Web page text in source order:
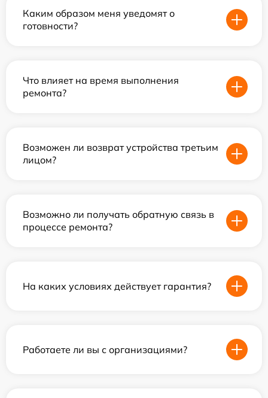
Каким образом меня уведомят о
готовности?
Что влияет на время выполнения
ремонта?
Возможен ли возврат устройства третьим
лицом?
Возможно ли получать обратную связь в
процессе ремонта?
На каких условиях действует гарантия?
Работаете ли вы с организациями?